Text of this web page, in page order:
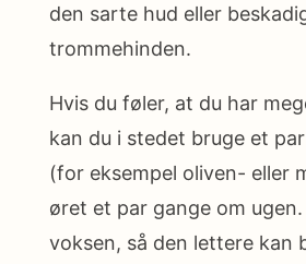
den sarte hud eller
trommehinden.
Hvis du føler, at du har
kan du i stedet bruge et
(for eksempel oliven- eller
øret et par gange om
voksen, så den lettere kan